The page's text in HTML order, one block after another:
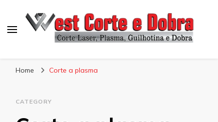
Home Corte a plasma
CATEGORY